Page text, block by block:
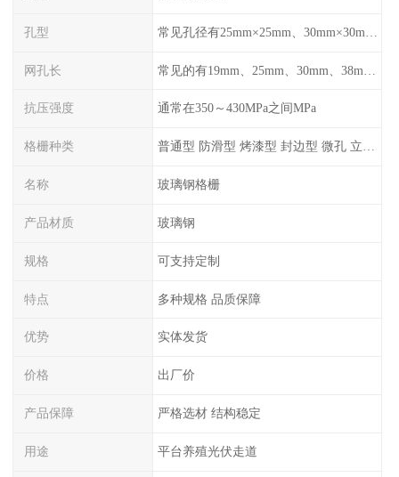
孔型
网孔长
抗压强度 通常在350～430MPa之间MPa
格栅种类 普通型 防滑型 ‌烤漆型 封边型 ‌微孔 立体 加砂覆面型 平面型
名称 玻璃钢格栅
产品材质 玻璃钢
规格 可支持定制
特点 多种规格 品质保障
优势 实体发货
价格 出厂价
产品保障 严格选材 结构稳定
用途 平台养殖光伏走道